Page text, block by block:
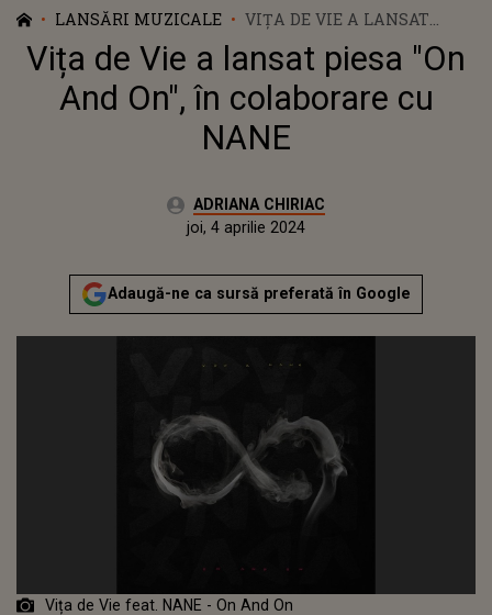
LANSĂRI MUZICALE
VIȚA DE VIE A LANSAT
PIESA "ON AND ON", ÎN
COLABORARE CU NANE
Vița de Vie a lansat piesa "On
And On", în colaborare cu
NANE
Autor:ADRIANA CHIRIAC
Publicat:
joi, 4 aprilie 2024
Adaugă-ne ca sursă preferată în Google
Vița de Vie feat. NANE - On And On